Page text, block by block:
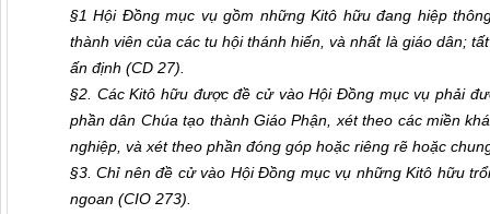
§1 Hội Đồng mục vụ gồm những Kitô hữu đang hiệp
thành viên của các tu hội thánh hiến, và nhất là giáo dân;
ấn định (CD 27)
§2. Các Kitô hữu được đề cử vào Hội Đồng mục vụ phải
phần dân Chúa tạo thành Giáo Phận, xét theo các miền
nghiệp, và xét theo phần đóng góp hoặc riêng rẽ hoặc
§3. Chỉ nên đề cử vào Hội Đồng mục vụ những Kitô hữu
ngoan (CIO 273)